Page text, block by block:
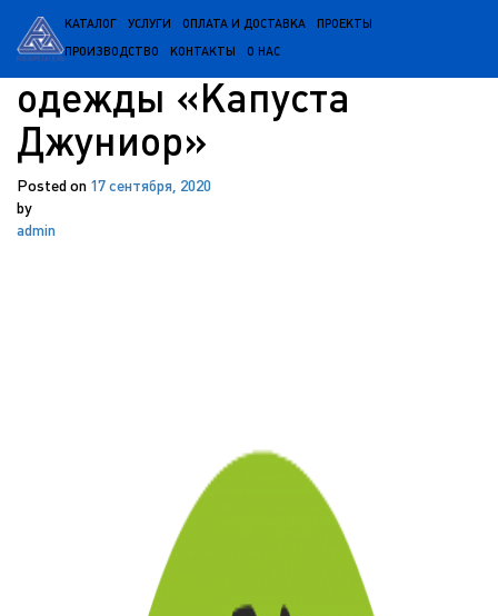
КАТАЛОГ УСЛУГИ ОПЛАТА И ДОСТАВКА ПРОЕКТЫ
ПРОИЗВОДСТВО КОНТАКТЫ О НАС
сеть магазинов детской
одежды «Капуста
Джуниор»
Posted on 17 сентября, 2020
by
admin